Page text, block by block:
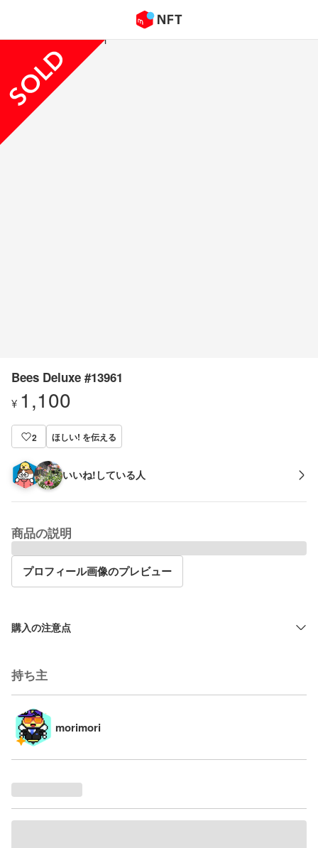
Bees Deluxe #13961
¥ 1,100
2 ほしい! を伝える
いいね!している人
商品の説明
プロフィール画像のプレビュー
購入の注意点
持ち主
morimori